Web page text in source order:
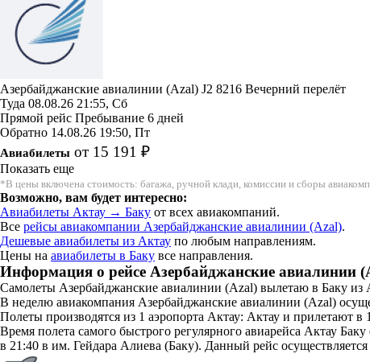
Азербайджанские авиалинии (Azal) J2 8216 Вечерний перелёт
Туда 08.08.26 21:55, Сб
Прямой рейс Пребывание 6 дней
Обратно 14.08.26 19:50, Пт
Авиабилеты от 15 191 ₽
Показать еще
*В цены включена стоимость: багажа, ручной клади, комиссии и сборы
Возможно, вам будет интересно:
Авиабилеты Актау → Баку от всех авиакомпаний.
Все рейсы авиакомпании Азербайджанские авиалинии (Azal).
Дешевые авиабилеты из Актау по любым направлениям.
Цены на авиабилеты в Баку все направления.
Информация о рейсе Азербайджанские авиалинии
Самолеты Азербайджанские авиалинии (Azal) вылетаю в Баку из
В неделю авиакомпания Азербайджанские авиалинии (Azal)
Полеты производятся из 1 аэропорта Актау: Актау и прилетают в
Время полета самого быстрого регулярного авиарейса Актау
в 21:40 в им. Гейдара Алиева (Баку). Данный рейс